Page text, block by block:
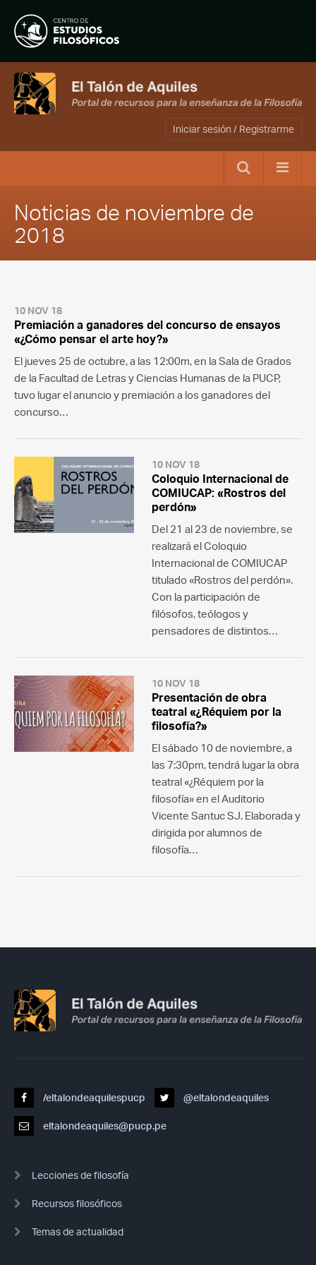
Iniciar sesión / Registrarme
Noticias de noviembre de
2018
10 NOV 18
Premiación a ganadores del concurso de ensayos
«¿Cómo pensar el arte hoy?»
El jueves 25 de octubre, a las 12:00m, en la Sala de Grados
de la Facultad de Letras y Ciencias Humanas de la PUCP,
tuvo lugar el anuncio y premiación a los ganadores del
concurso…
10 NOV 18
Coloquio Internacional de
COMIUCAP: «Rostros del
perdón»
Del 21 al 23 de noviembre, se
realizará el Coloquio
Internacional de COMIUCAP
titulado «Rostros del perdón».
Con la participación de
filósofos, teólogos y
pensadores de distintos…
10 NOV 18
Presentación de obra
teatral «¿Réquiem por la
filosofía?»
El sábado 10 de noviembre, a
las 7:30pm, tendrá lugar la obra
teatral «¿Réquiem por la
filosofía» en el Auditorio
Vicente Santuc SJ. Elaborada y
dirigida por alumnos de
filosofía…
/eltalondeaquilespucp @eltalondeaquiles
eltalondeaquiles@pucp.pe
Lecciones de filosofía
Recursos filosóficos
Temas de actualidad